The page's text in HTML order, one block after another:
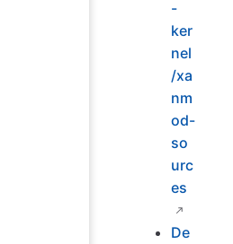
-
ker
nel
/xa
nm
od-
so
urc
es
De